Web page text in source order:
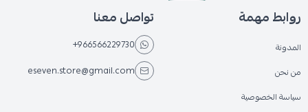
روابط مهمة
المدونة
من نحن
سياسة الخصوصية
تواصل معنا
+966566229730
eseven.store@gmail.com